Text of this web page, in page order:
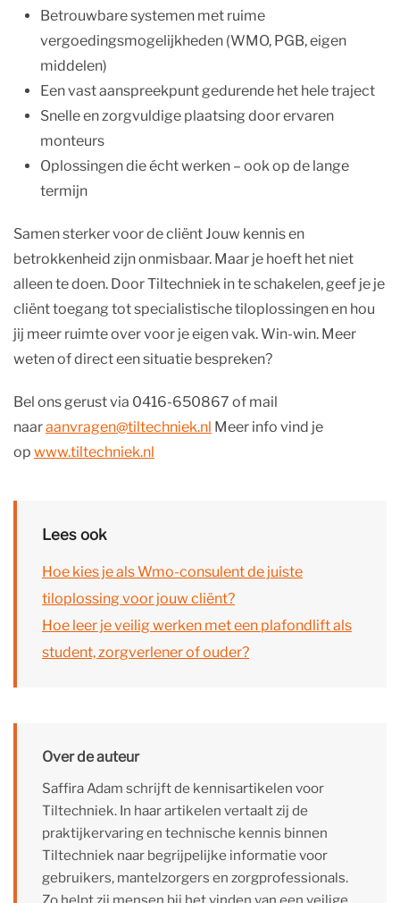
Betrouwbare systemen met ruime
vergoedingsmogelijkheden (WMO, PGB, eigen
middelen)
Een vast aanspreekpunt gedurende het hele traject
Snelle en zorgvuldige plaatsing door ervaren
monteurs
Oplossingen die écht werken – ook op de lange
termijn
Samen sterker voor de cliënt Jouw kennis en
betrokkenheid zijn onmisbaar. Maar je hoeft het niet
alleen te doen. Door Tiltechniek in te schakelen, geef je je
cliënt toegang tot specialistische tiloplossingen en hou
jij meer ruimte over voor je eigen vak. Win-win. Meer
weten of direct een situatie bespreken?
Bel ons gerust via 0416-650867 of mail
naaraanvragen@tiltechniek.nl Meer info vind je
op www.tiltechniek.nl
Lees ook
Hoe kies je als Wmo-consulent de juiste
tiloplossing voor jouw cliënt?
Hoe leer je veilig werken met een plafondlift als
student, zorgverlener of ouder?
Over de auteur
Saffira Adam schrijft de kennisartikelen voor
Tiltechniek. In haar artikelen vertaalt zij de
praktijkervaring en technische kennis binnen
Tiltechniek naar begrijpelijke informatie voor
gebruikers, mantelzorgers en zorgprofessionals.
Zo helpt zij mensen bij het vinden van een veilige,